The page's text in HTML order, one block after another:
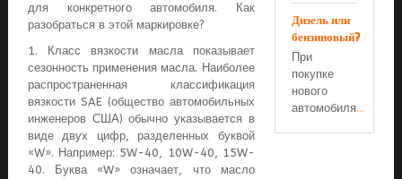
для конкретного автомобиля. Как
разобраться в этой маркировке?
1. Класс вязкости масла показывает
сезонность применения масла. Наиболее
распространенная классификация
вязкости SAE (общество автомобильных
инженеров США) обычно указывается в
виде двух цифр, разделенных буквой
«W». Например: 5W-40, 10W-40, 15W-
40. Буква «W» означает, что масло
Дизель или
бензиновый?
При
покупке
нового
автомобиля...